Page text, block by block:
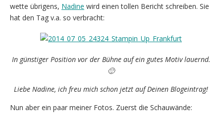
wette übrigens, Nadine wird einen tollen Bericht schreiben. Sie
hat den Tag v.a. so verbracht:
In günstiger Position vor der Bühne auf ein gutes Motiv lauernd.
🙂
Liebe Nadine, ich freu mich schon jetzt auf Deinen Blogeintrag!
Nun aber ein paar meiner Fotos. Zuerst die Schauwände: